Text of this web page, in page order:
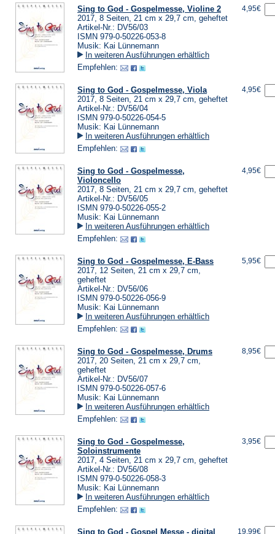
Sing to God - Gospelmesse, Violine 2
2017, 8 Seiten, 21 cm x 29,7 cm, geheftet
Artikel-Nr.: DV56/03
ISMN 979-0-50226-053-8
Musik: Kai Lünnemann
In weiteren Ausführungen erhältlich
Empfehlen:
4,95€
Sing to God - Gospelmesse, Viola
2017, 8 Seiten, 21 cm x 29,7 cm, geheftet
Artikel-Nr.: DV56/04
ISMN 979-0-50226-054-5
Musik: Kai Lünnemann
In weiteren Ausführungen erhältlich
Empfehlen:
4,95€
Sing to God - Gospelmesse,
Violoncello
2017, 8 Seiten, 21 cm x 29,7 cm, geheftet
Artikel-Nr.: DV56/05
ISMN 979-0-50226-055-2
Musik: Kai Lünnemann
In weiteren Ausführungen erhältlich
Empfehlen:
4,95€
Sing to God - Gospelmesse, E-Bass
2017, 12 Seiten, 21 cm x 29,7 cm,
geheftet
Artikel-Nr.: DV56/06
ISMN 979-0-50226-056-9
Musik: Kai Lünnemann
In weiteren Ausführungen erhältlich
Empfehlen:
5,95€
Sing to God - Gospelmesse, Drums
2017, 20 Seiten, 21 cm x 29,7 cm,
geheftet
Artikel-Nr.: DV56/07
ISMN 979-0-50226-057-6
Musik: Kai Lünnemann
In weiteren Ausführungen erhältlich
Empfehlen:
8,95€
Sing to God - Gospelmesse,
Soloinstrumente
2017, 4 Seiten, 21 cm x 29,7 cm, geheftet
Artikel-Nr.: DV56/08
ISMN 979-0-50226-058-3
Musik: Kai Lünnemann
In weiteren Ausführungen erhältlich
Empfehlen:
3,95€
Sing to God - Gospel Messe - digital
19,99€